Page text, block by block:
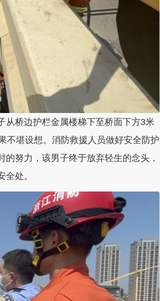
从桥边护栏金属楼梯下至桥面下方3米
不堪设想。消防救援人员做好安全防护
努力，该男子终于放弃轻生的念头，
处。